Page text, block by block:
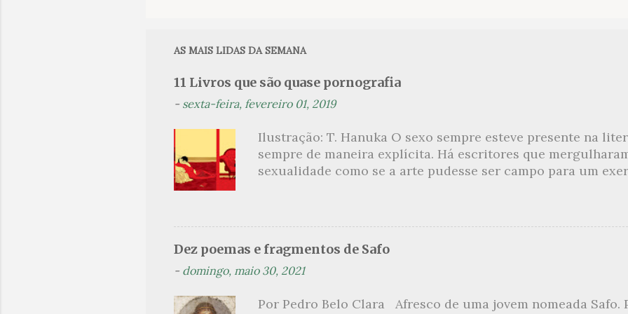
e
t
á
r
o
s
AS MAIS LIDAS DA SEMANA
11 Livros que são quase pornografia
- sexta-feira, fevereiro 01, 2019
Ilustração: T. Hanuka O sexo sempre esteve presente na
sempre de maneira explícita. Há escritores que
sexualidade como se a arte pudesse ser campo para um
apresenta um conjunto de livros nos quais os escritores se
sido autora de um livro chamado Pourquoi le Brésil ?, tem
principais figuras que se filiam à tradição da qual faz parte
se tratar de uma narrativa que recupera a relação
Dez poemas e fragmentos de Safo
- domingo, maio 30, 2021
Por Pedro Belo Clara Afresco de uma jovem nomeada Safo.